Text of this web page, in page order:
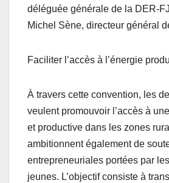
déléguée générale de la DER-
Michel Sène, directeur général
Faciliter l’accès à l’énergie
À travers cette convention, les
veulent promouvoir l’accès à
et productive dans les zones
ambitionnent également de
entrepreneuriales portées par
jeunes. L’objectif consiste à